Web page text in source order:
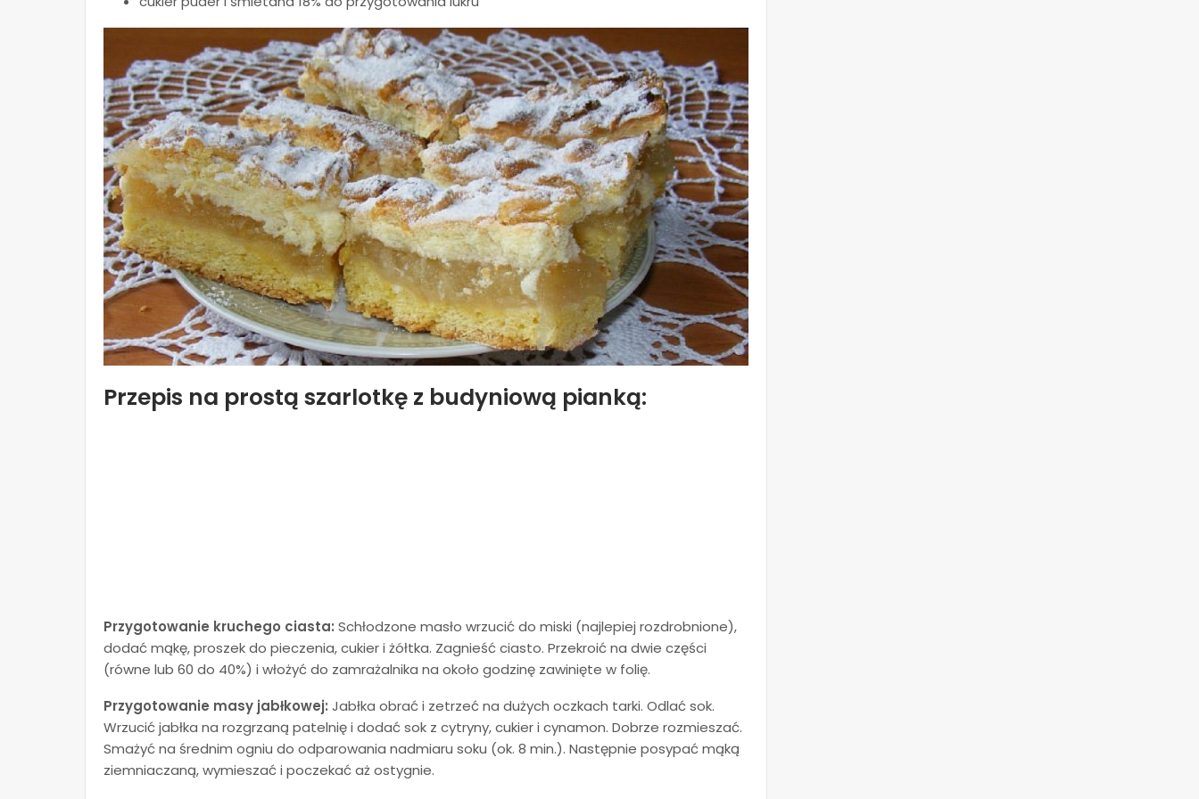
Przepis na prostą szarlotkę z budyniową pianką:
Przygotowanie kruchego ciasta: Schłodzone masło wrzucić do miski (najlepiej rozdrobnione),
dodać mąkę, proszek do pieczenia, cukier i żółtka. Zagnieść ciasto. Przekroić na dwie części
(równe lub 60 do 40%) i włożyć do zamrażalnika na około godzinę zawinięte w folię.
Przygotowanie masy jabłkowej: Jabłka obrać i zetrzeć na dużych oczkach tarki. Odlać sok.
Wrzucić jabłka na rozgrzaną patelnię i dodać sok z cytryny, cukier i cynamon. Dobrze rozmieszać.
Smażyć na średnim ogniu do odparowania nadmiaru soku (ok. 8 min.). Następnie posypać mąką
ziemniaczaną, wymieszać i poczekać aż ostygnie.